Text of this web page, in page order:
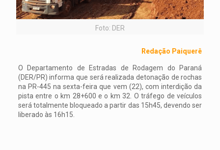
Foto: DER
Redação Paiquerê
O Departamento de Estradas de Rodagem do Paraná
(DER/PR) informa que será realizada detonação de rochas
na PR-445 na sexta-feira que vem (22), com interdição da
pista entre o km 28+600 e o km 32. O tráfego de veículos
será totalmente bloqueado a partir das 15h45, devendo ser
liberado às 16h15.